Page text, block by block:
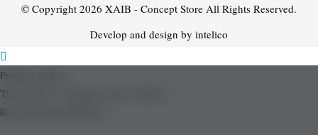
© Copyright 2026 XAIB - Concept Store All Rights Reserved.
Develop and design by intelico
Product added!
The product is already in the wishlist!
Removed from Wishlist